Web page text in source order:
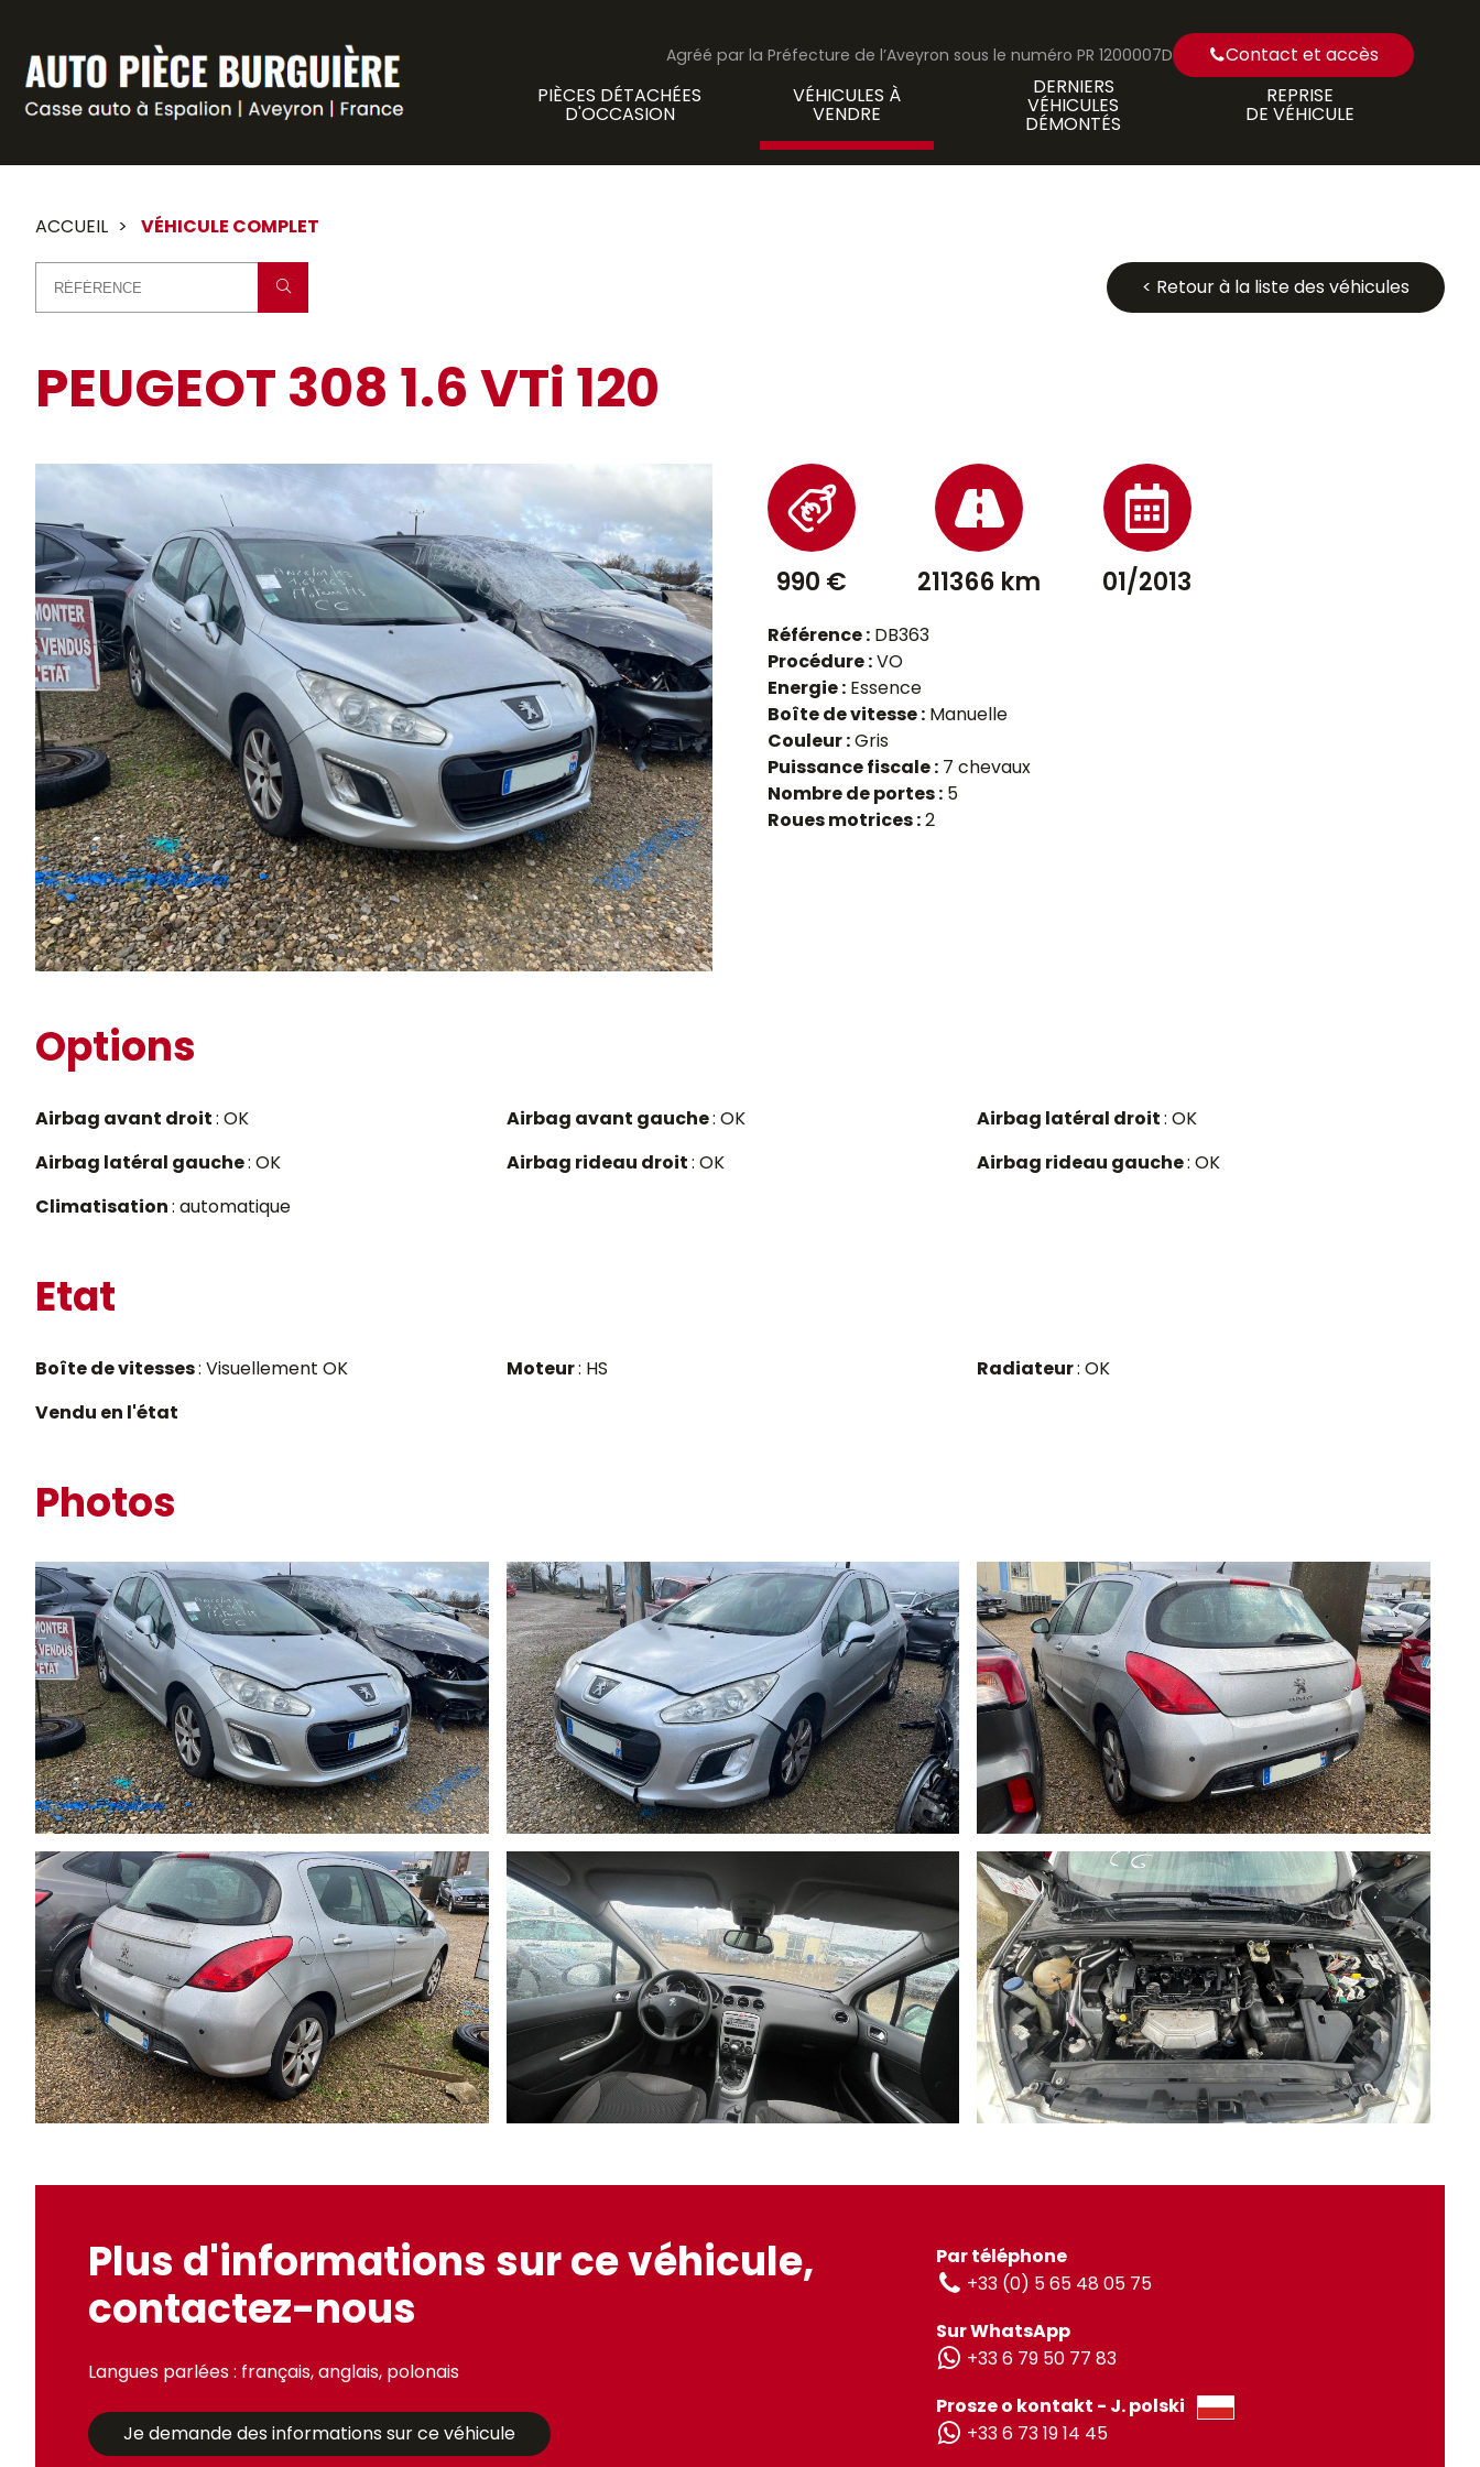
Agréé par la Préfecture de l’Aveyron sous le numéro PR 1200007D
Contact et accès
PIÈCES DÉTACHÉES
D'OCCASION
VÉHICULES À
VENDRE
DERNIERS
VÉHICULES
DÉMONTÉS
REPRISE
DE VÉHICULE
ACCUEIL VÉHICULE COMPLET
< Retour à la liste des véhicules
PEUGEOT 308 1.6 VTi 120
990 € 211366 km 01/2013
Référence : DB363
Procédure :VO
Energie : Essence
Boîte de vitesse : Manuelle
Couleur :Gris
Puissance fiscale : 7 chevaux
Nombre de portes : 5
Roues motrices :2
Options
Airbag avant droit: OK Airbag avant gauche: OK Airbag latéral droit: OK
Airbag latéral gauche: OK Airbag rideau droit: OK Airbag rideau gauche: OK
Climatisation: automatique
Etat
Boîte de vitesses: Visuellement OK Moteur: HS Radiateur: OK
Vendu en l'état
Photos
Plus d'informations sur ce véhicule,
contactez-nous
Langues parlées : français, anglais, polonais
Je demande des informations sur ce véhicule
Par téléphone
+33 (0) 5 65 48 05 75
Sur WhatsApp
+33 6 79 50 77 83
Prosze o kontakt - J. polski
+33 6 73 19 14 45